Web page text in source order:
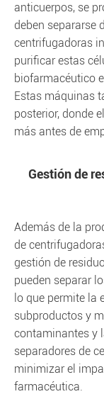
anticuerpos, se
deben separarse
centrifugadoras
purificar estas
biofarmacéutico
Estas máquinas
posterior, donde
más antes de
Gestión de
Además de la
de
gestión de
pueden separar
lo que permite la
subproductos y
contaminantes y
separadores de
minimizar el
farmacéutica.